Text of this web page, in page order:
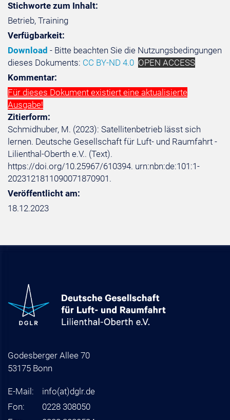
Stichworte zum Inhalt:
Betrieb, Training
Verfügbarkeit:
Download - Bitte beachten Sie die Nutzungsbedingungen
dieses Dokuments: CC BY-ND 4.0 OPEN ACCESS
Kommentar:
Für dieses Dokument existiert eine aktualisierte
Ausgabe!
Zitierform:
Schmidhuber, M. (2023): Satellitenbetrieb lässt sich
lernen. Deutsche Gesellschaft für Luft- und Raumfahrt -
Lilienthal-Oberth e.V.. (Text).
https://doi.org/10.25967/610394. urn:nbn:de:101:1-
2023121811090071870901.
Veröffentlicht am:
18.12.2023
Godesberger Allee 70
53175 Bonn
E-Mail: info(at)dglr.de
Fon:
0228 308050